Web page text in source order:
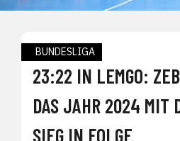
BUNDESLIGA
23:22 IN LEMGO:
DAS JAHR 2024 MIT
SIEG IN FOLGE